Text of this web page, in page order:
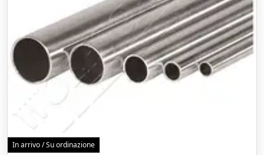
In arrivo / Su ordinazione